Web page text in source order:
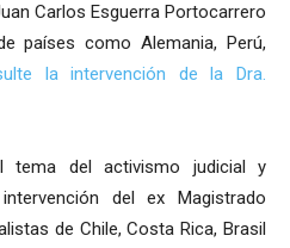
Carlos Esguerra Portocarrero
países como Alemania, Perú,
la intervención de la Dra.
tema del activismo judicial y
del ex Magistrado
de Chile, Costa Rica, Brasil